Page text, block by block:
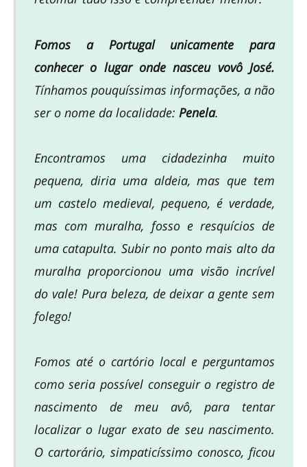
Fomos a Portugal unicamente para
conhecer o lugar onde nasceu vovô José.
Tínhamos pouquíssimas informações, a não
ser o nome da localidade: Penela.
Encontramos uma cidadezinha muito
pequena, diria uma aldeia, mas que tem
um castelo medieval, pequeno, é verdade,
mas com muralha, fosso e resquícios de
uma catapulta. Subir no ponto mais alto da
muralha proporcionou uma visão incrível
do vale! Pura beleza, de deixar a gente sem
folego!
Fomos até o cartório local e perguntamos
como seria possível conseguir o registro de
nascimento de meu avô, para tentar
localizar o lugar exato de seu nascimento.
O cartorário, simpaticíssimo conosco, ficou